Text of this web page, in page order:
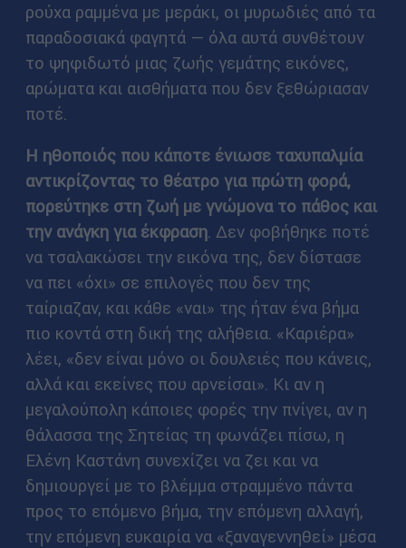
ρούχα ραμμένα με μεράκι, οι μυρωδιές από τα
παραδοσιακά φαγητά — όλα αυτά συνθέτουν
το ψηφιδωτό μιας ζωής γεμάτης εικόνες,
αρώματα και αισθήματα που δεν ξεθώριασαν
ποτέ.
Η ηθοποιός που κάποτε ένιωσε ταχυπαλμία
αντικρίζοντας το θέατρο για πρώτη φορά,
πορεύτηκε στη ζωή με γνώμονα το πάθος και
την ανάγκη για έκφραση. Δεν φοβήθηκε ποτέ
να τσαλακώσει την εικόνα της, δεν δίστασε
να πει «όχι» σε επιλογές που δεν της
ταίριαζαν, και κάθε «ναι» της ήταν ένα βήμα
πιο κοντά στη δική της αλήθεια. «Καριέρα»
λέει, «δεν είναι μόνο οι δουλειές που κάνεις,
αλλά και εκείνες που αρνείσαι». Κι αν η
μεγαλούπολη κάποιες φορές την πνίγει, αν η
θάλασσα της Σητείας τη φωνάζει πίσω, η
Ελένη Καστάνη συνεχίζει να ζει και να
δημιουργεί με το βλέμμα στραμμένο πάντα
προς το επόμενο βήμα, την επόμενη αλλαγή,
την επόμενη ευκαιρία να «ξαναγεννηθεί» μέσα